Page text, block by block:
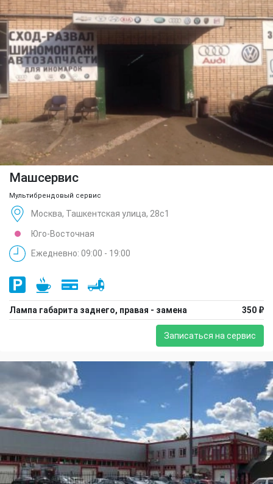
Машсервис
Мультибрендовый сервис
Москва, Ташкентская улица, 28с1
Юго-Восточная
Ежедневно: 09:00 - 19:00
Лампа габарита заднего, правая - замена 350 ₽
Записаться на сервис